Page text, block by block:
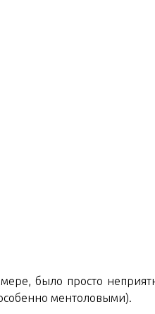
было просто
ментоловыми).